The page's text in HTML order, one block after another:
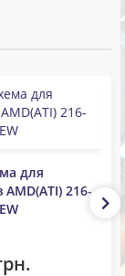
для
216-